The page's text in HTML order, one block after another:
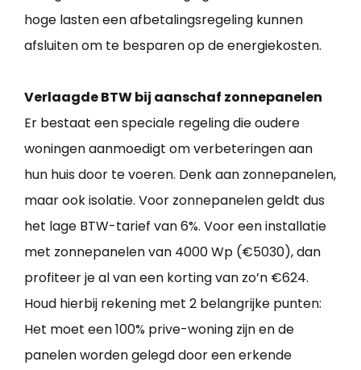
hoge lasten een afbetalingsregeling kunnen
afsluiten om te besparen op de energiekosten.
Verlaagde BTW bij aanschaf zonnepanelen
Er bestaat een speciale regeling die oudere
woningen aanmoedigt om verbeteringen aan
hun huis door te voeren. Denk aan zonnepanelen,
maar ook isolatie. Voor zonnepanelen geldt dus
het lage BTW-tarief van 6%. Voor een installatie
met zonnepanelen van 4000 Wp (€5030), dan
profiteer je al van een korting van zo’n €624.
Houd hierbij rekening met 2 belangrijke punten:
Het moet een 100% prive-woning zijn en de
panelen worden gelegd door een erkende